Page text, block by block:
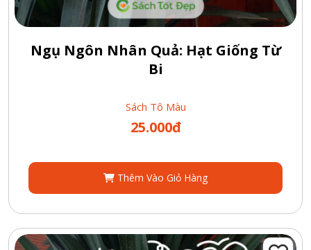
Ngụ Ngôn Nhân Quả: Hạt Giống Từ
Bi
Sách Tô Màu
25.000đ
Thêm Vào Giỏ Hàng